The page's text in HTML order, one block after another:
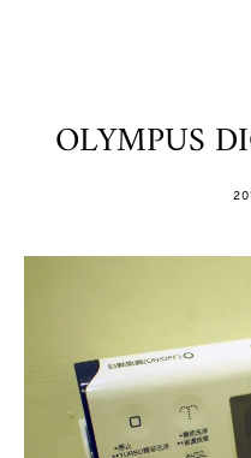
OLYMPUS